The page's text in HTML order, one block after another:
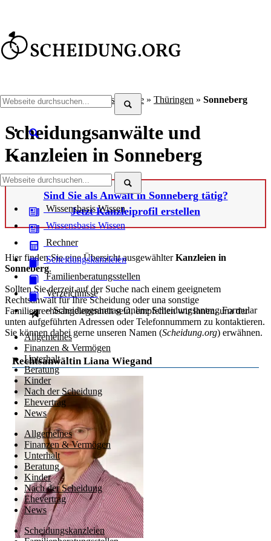
Wissensbasis Wissen
Wissensbasis Wissen
Rechner
Scheidungskanzleien
Familienberatungsstellen
Verzeichnisse
» Scheidungsantrag Online Scheidungsantrag Formular
Allgemeines
Finanzen & Vermögen
Unterhalt
Beratung
Kinder
Nach der Scheidung
Ehevertrag
News
Allgemeines
Finanzen & Vermögen
Unterhalt
Beratung
Kinder
Nach der Scheidung
Ehevertrag
News
Scheidungskanzleien
Scheidung.org»Scheidungsanwälte » Thüringen » Sonneberg
Scheidungsanwälte und
Kanzleien in Sonneberg
Sind Sie als Anwalt in Sonneberg tätig?
Jetzt Kanzleiprofil erstellen
Hier finden Sie eine Übersicht ausgewählterKanzleien in
Sonneberg.
Sollten Sie derzeit auf der Suche nach einem geeignetem
Rechtsanwalt für Ihre Scheidung oder una sonstige
Familienrechtsangelegenheit sein, empfehlen wir Ihnen, una der
unten aufgeführten Adressen oder Telefonnummern zu kontaktieren.
Sie können dabei gerne unseren Namen (Scheidung.org) erwähnen.
Rechtsanwältin Liana Wiegand